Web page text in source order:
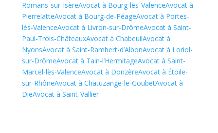
Romans-sur-IsèreAvocat à Bourg-lès-ValenceAvocat à
PierrelatteAvocat à Bourg-de-PéageAvocat à Portes-
lès-ValenceAvocat à Livron-sur-DrômeAvocat à Saint-
Paul-Trois-ChâteauxAvocat à ChabeuilAvocat à
NyonsAvocat à Saint-Rambert-d’AlbonAvocat à Loriol-
sur-DrômeAvocat à Tain-l’HermitageAvocat à Saint-
Marcel-lès-ValenceAvocat à DonzèreAvocat à Étoile-
sur-RhôneAvocat à Chatuzange-le-GoubetAvocat à
DieAvocat à Saint-Vallier